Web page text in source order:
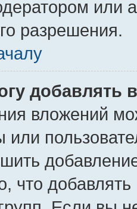
или
разрешения.
добавлять
вложений
что